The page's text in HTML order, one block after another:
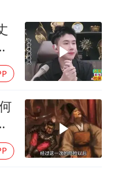
董路致歉：泰国10岁黑人父母是伪造的
13岁少年白天写作业晚上夜市炒粉
总书记关心百姓身边这些民生大事